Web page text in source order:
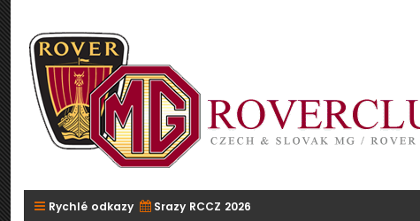
Rychlé odkazy Srazy RCCZ 2026